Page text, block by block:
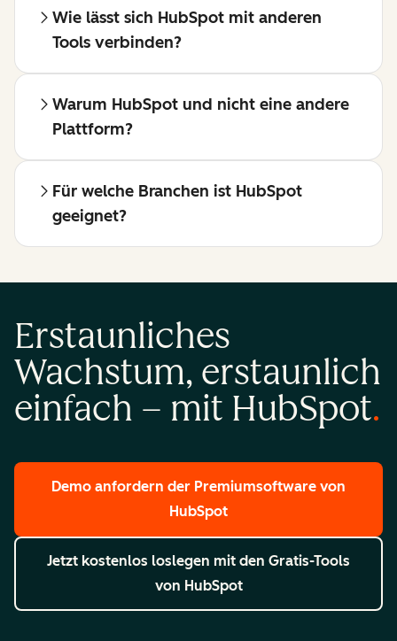
Wie lässt sich HubSpot mit anderen
Tools verbinden?
Warum HubSpot und nicht eine andere
Plattform?
Für welche Branchen ist HubSpot
geeignet?
Erstaunliches
Wachstum, erstaunlich
einfach – mit HubSpot
Demo anfordern der Premiumsoftware von
HubSpot
Jetzt kostenlos loslegen mit den Gratis-Tools
von HubSpot